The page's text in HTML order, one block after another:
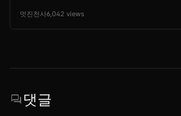
멋진천사6,042 views
forum댓글